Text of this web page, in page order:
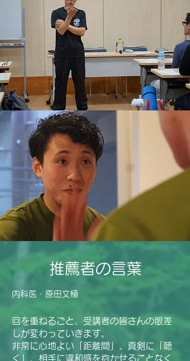
推薦者の言葉
内科医・原田文植
回を重ねるごと、受講者の皆さんの眼差
しが変わっていきます。
非常に心地よい「距離間」、真剣に「聴
く」、相手に違和感を抱かせることなく